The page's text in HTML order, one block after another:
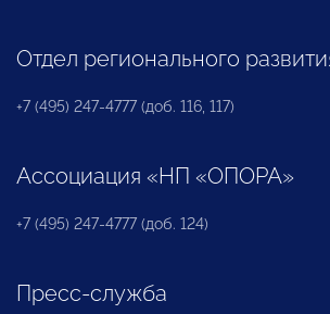
Отдел регионального
+7 (495) 247-4777 (доб. 116, 117)
Ассоциация «НП «ОПОРА»
+7 (495) 247-4777 (доб. 124)
Пресс-служба